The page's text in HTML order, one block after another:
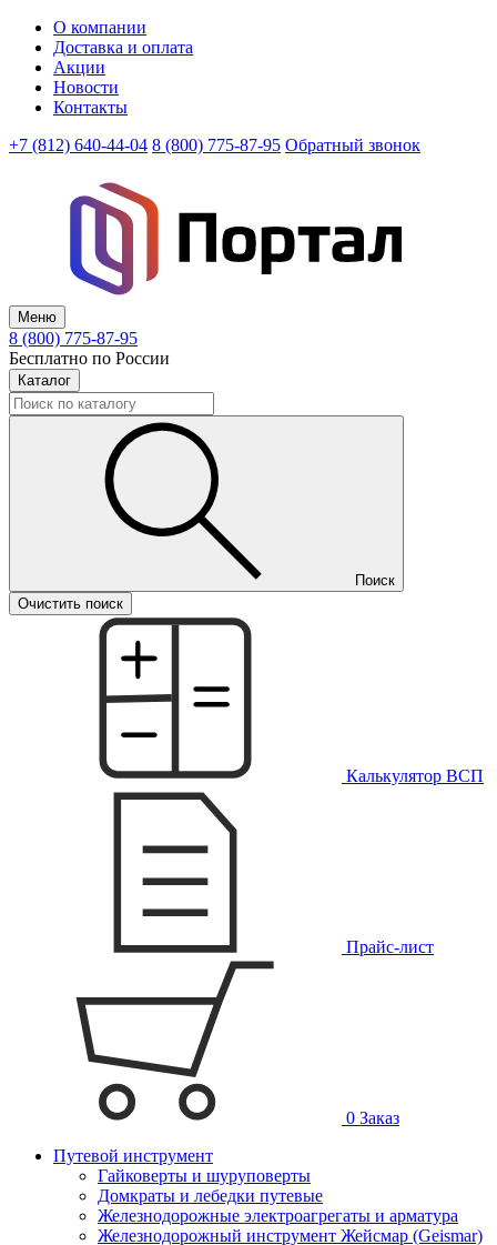
О компании
Доставка и оплата
Акции
Новости
Контакты
+7 (812) 640-44-04 8 (800) 775-87-95 Обратный звонок
Меню
8 (800) 775-87-95
Бесплатно по России
Каталог
Поиск
Очистить поиск
Калькулятор ВСП
Прайс-лист
0 Заказ
Путевой инструмент
Гайковерты и шуруповерты
Домкраты и лебедки путевые
Железнодорожные электроагрегаты и арматура
Железнодорожный инструмент Жейсмар (Geismar)